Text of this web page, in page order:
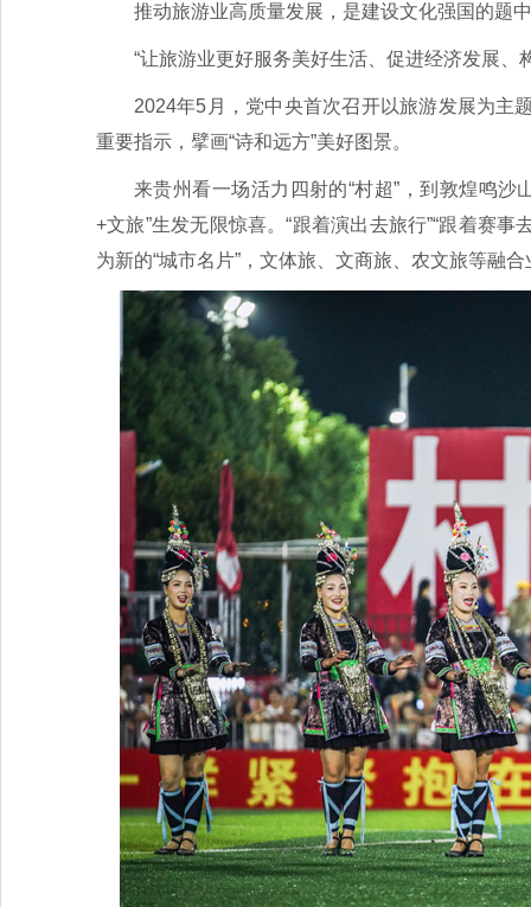
推动旅游业高质量发展，是建设文化强国的题
“让旅游业更好服务美好生活、促进经济发展
2024年5月，党中央首次召开以旅游发展为
重要指示，擘画“诗和远方”美好图景。
来贵州看一场活力四射的“村超”，到敦煌鸣
+文旅”生发无限惊喜。“跟着演出去旅行”“跟着赛
为新的“城市名片”，文体旅、文商旅、农文旅等融